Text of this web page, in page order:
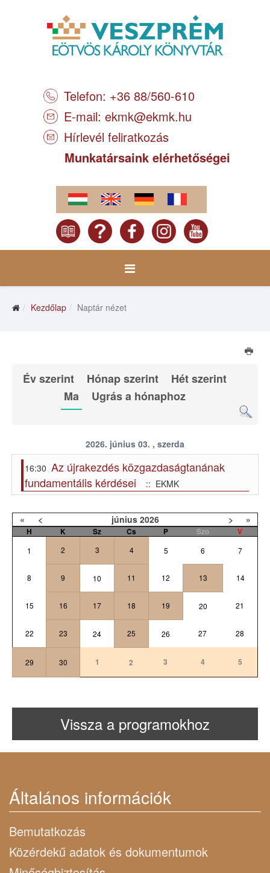
Telefon: +36 88/560-610
E-mail: ekmk@ekmk.hu
Hírlevél feliratkozás
Munkatársaink elérhetőségei
Kezdőlap Naptár nézet
Év szerint Hónap szerint
Hét szerint
Ma
Ugrás a hónaphoz
2026. június 03. , szerda
16:30 Az újrakezdés közgazdaságtanának
fundamentális kérdései
:: EKMK
« < június 2026 > »
H K Sz Cs P Szo V
1 2 3 4 5 6 7
8 9 10 11 12 13 14
15 16 17 18 19 20 21
22 23 24 25 26 27 28
29 30 1 2 3 4 5
Vissza a programokhoz
Általános információk
Bemutatkozás
Közérdekű adatok és dokumentumok